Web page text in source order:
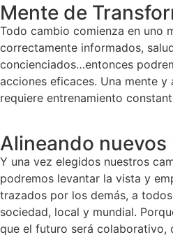
Mente de
Todo cambio comienza en uno
correctamente informados,
concienciados…entonces
acciones eficaces. Una mente
requiere entrenamiento
Alineando
Y una vez elegidos nuestros
podremos levantar la vista y
trazados por los demás, a
sociedad, local y mundial.
que el futuro será colaborativo,